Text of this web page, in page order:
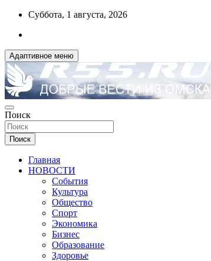
Перейти
содержимому
Суббота, 1 августа, 2026
Адаптивное меню
R55.RU
ДОБРЫЕ ВЕСТИ ИЗ ОМСКА
Поиск
Поиск
Главная
НОВОСТИ
События
Культура
Общество
Спорт
Экономика
Бизнес
Образование
Здоровье